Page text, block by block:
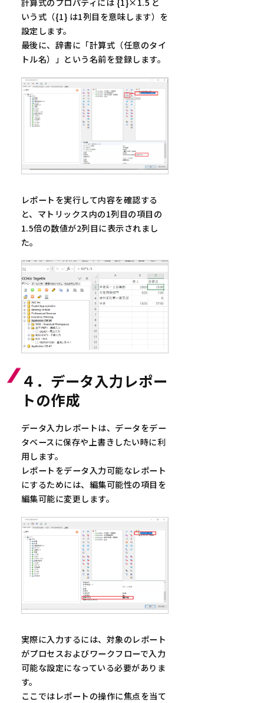
いう式（{1} は1列目を意味します）を
設定します。
最後に、辞書に「計算式（任意のタイ
トル名）」という名前を登録します。
レポートを実行して内容を確認する
と、マトリックス内の1列目の項目の
1.5倍の数値が2列目に表示されまし
た。
４．データ入力レポー
トの作成
データ入力レポートは、データをデー
タベースに保存や上書きしたい時に利
用します。
レポートをデータ入力可能なレポート
にするためには、編集可能性の項目を
編集可能に変更します。
実際に入力するには、対象のレポート
がプロセスおよびワークフローで入力
可能な設定になっている必要がありま
す。
ここではレポートの操作に焦点を当て